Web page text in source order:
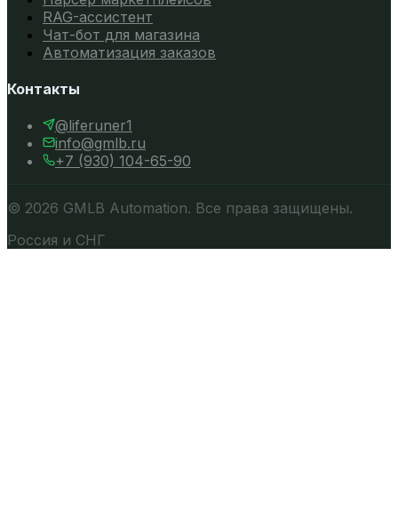
RAG-ассистент
Чат-бот для магазина
Автоматизация заказов
Контакты
@liferuner1
info@gmlb.ru
+7 (930) 104-65-90
© 2026 GMLB Automation. Все права защищены.
Россия и СНГ